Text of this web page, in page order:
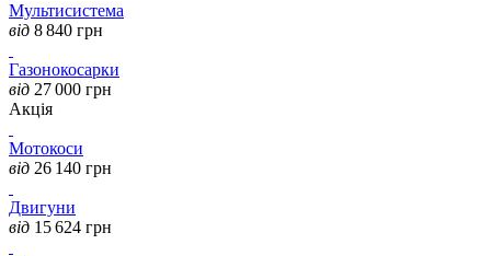
Мультисистема
від 8 840 грн
Газонокосарки
від 27 000 грн
Акція
Мотокоси
від 26 140 грн
Двигуни
від 15 624 грн